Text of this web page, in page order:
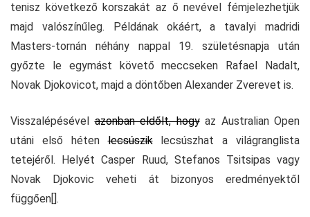
tenisz következő korszakát az ő nevével fémjelezhetjük
majd valószínűleg. Példának okáért, a tavalyi madridi
Masters-tornán néhány nappal 19. születésnapja után
győzte le egymást követő meccseken Rafael Nadalt,
Novak Djokovicot, majd a döntőben Alexander Zverevet is.
Visszalépésévelazonban eldőlt, hogyaz Australian Open
utáni első hétenlecsúsziklecsúszhat a világranglista
tetejéről. Helyét Casper Ruud, Stefanos Tsitsipas vagy
Novak Djokovic veheti át bizonyos eredményektől
függően[].